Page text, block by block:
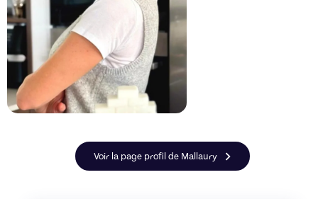
Voir la page profil de Mallaury